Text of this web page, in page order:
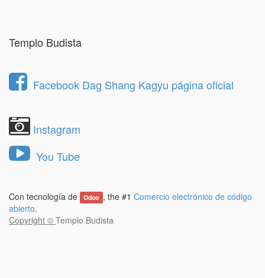
Templo Budista
Facebook Dag Shang Kagyu página oficial
Instagram
You Tube
Con tecnología de Odoo , the #1 Comercio electrónico de código
abierto.
Copyright © Templo Budista